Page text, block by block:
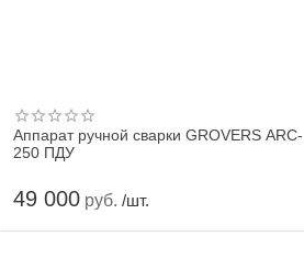
Аппарат ручной сварки GROVERS ARC-
250 ПДУ
49 000 руб. /шт.